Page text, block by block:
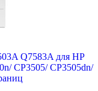
Q7583A для HP
CP3505/ CP3505dn/